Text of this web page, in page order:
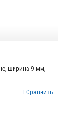
ширина 9 мм,
Сравнить